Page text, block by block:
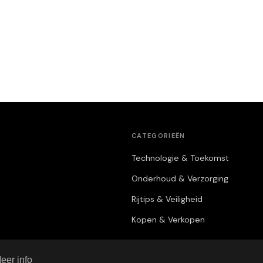
info
CATEGORIEËN
Technologie & Toekomst
Onderhoud & Verzorging
Rijtips & Veiligheid
Kopen & Verkopen